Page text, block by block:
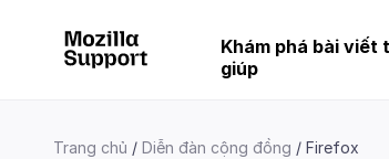
Khám phá bài viết
giúp
Trang chủ Diễn đàn cộng đồng Firefox